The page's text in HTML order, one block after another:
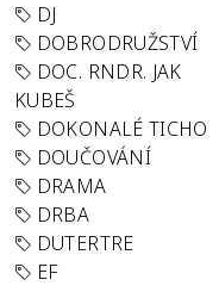
DJ
DOBRODRUŽSTVÍ
DOC. RNDR. JAK
KUBEŠ
DOKONALÉ TICHO
DOUČOVÁNÍ
DRAMA
DRBA
DUTERTRE
EF